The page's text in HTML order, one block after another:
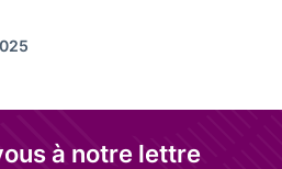
à notre lettre